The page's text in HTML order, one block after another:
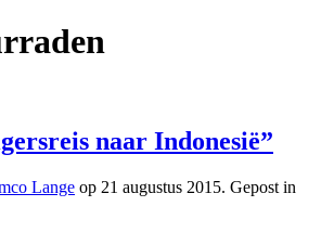
naar Indonesië”
Lange op 21 augustus 2015. Gepost in